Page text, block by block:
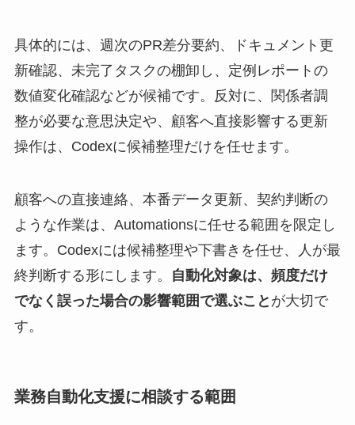
具体的には、週次のPR差分要約、ドキュメント更
新確認、未完了タスクの棚卸し、定例レポートの
数値変化確認などが候補です。反対に、関係者調
整が必要な意思決定や、顧客へ直接影響する更新
操作は、Codexに候補整理だけを任せます。
顧客への直接連絡、本番データ更新、契約判断の
ような作業は、Automationsに任せる範囲を限定し
ます。Codexには候補整理や下書きを任せ、人が最
終判断する形にします。
自動化対象は、頻度だけ
でなく誤った場合の影響範囲で選ぶこと が大切で
す。
業務自動化支援に相談する範囲